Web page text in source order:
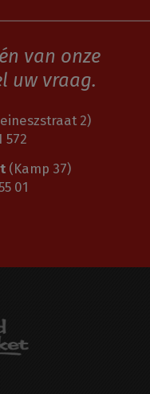
van onze
uw vraag.
2)
572
(Kamp 37)
01